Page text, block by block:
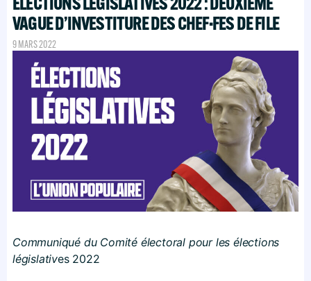
VAGUE D’INVESTITURE DES CHEF·FES DE FILE
9 MARS 2022
Communiqué du Comité électoral pour les élections
législatives 2022